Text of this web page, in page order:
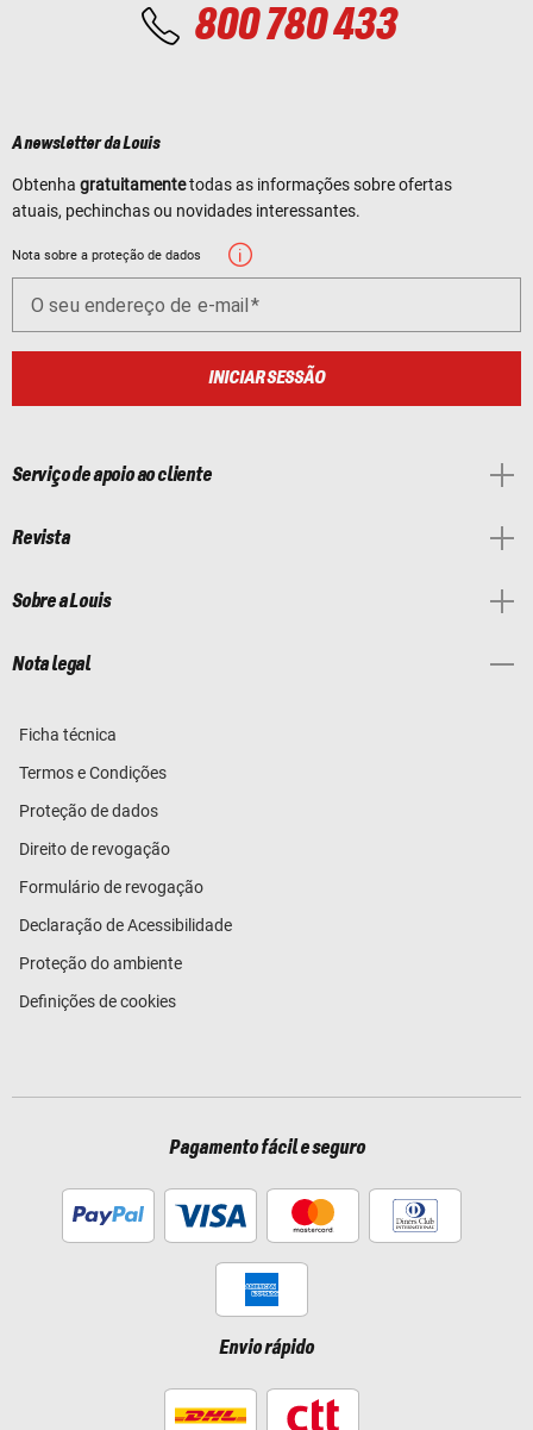
800 780 433
A newsletter da Louis
Obtenha gratuitamentetodas as informações sobre ofertas
atuais, pechinchas ou novidades interessantes.
Nota sobre a proteção de dados
O seu endereço de e-mail
INICIAR SESSÃO
Serviço de apoio ao cliente
Revista
Sobre a Louis
Nota legal
Ficha técnica
Termos e Condições
Proteção de dados
Direito de revogação
Formulário de revogação
Declaração de Acessibilidade
Proteção do ambiente
Definições de cookies
Pagamento fácil e seguro
Envio rápido